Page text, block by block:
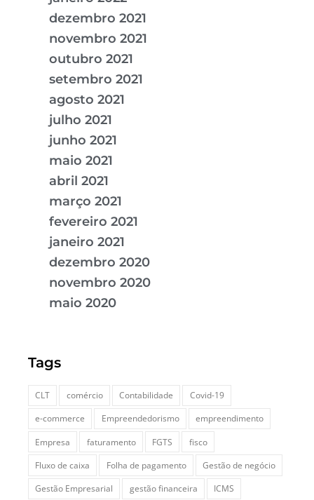
dezembro 2021
novembro 2021
outubro 2021
setembro 2021
agosto 2021
julho 2021
junho 2021
maio 2021
abril 2021
março 2021
fevereiro 2021
janeiro 2021
dezembro 2020
novembro 2020
maio 2020
Tags
CLT comércio Contabilidade
Covid-19
e-commerce
Empreendedorismo
empreendimento
Empresa
faturamento FGTS
fisco
Fluxo de caixa
Folha de pagamento
Gestão de negócio
Gestão Empresarial
gestão financeira
ICMS